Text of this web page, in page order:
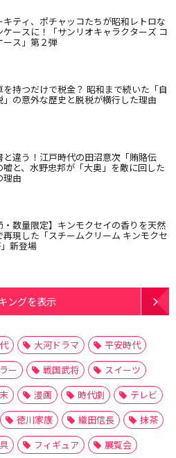
キティ、ポチャッコたちが昭和レトロな
ケースに！「サンリオキャラクターズ コ
ース」第２弾
を持つだけで税金？ 昭和まで続いた「自
」の意外な歴史と脱税が横行した理由
と違う！江戸時代の田沼意次「賄賂伝
嘘と、水野忠邦が「大奥」を敵に回した
理由
・数量限定】キンモクセイの香りを天然
再現した「スチームクリーム キンモクセ
新登場
ングを表示
大河ドラマ
平安時代
ー 戦国武将
スイーツ
漫画 時代劇
テレビ
徳川家康 織田信長
抹茶
フィギュア
展覧会